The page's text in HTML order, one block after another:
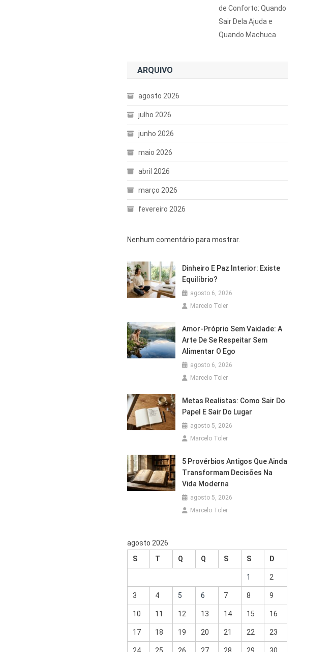
de Conforto: Quando
Sair Dela Ajuda e
Quando Machuca
ARQUIVO
agosto 2026
julho 2026
junho 2026
maio 2026
abril 2026
março 2026
fevereiro 2026
Nenhum comentário para mostrar.
Dinheiro E Paz Interior: Existe
Equilíbrio?
agosto 6, 2026
Marcelo Toler
Amor-Próprio Sem Vaidade: A
Arte De Se Respeitar Sem
Alimentar O Ego
agosto 6, 2026
Marcelo Toler
Metas Realistas: Como Sair Do
Papel E Sair Do Lugar
agosto 5, 2026
Marcelo Toler
5 Provérbios Antigos Que Ainda
Transformam Decisões Na
Vida Moderna
agosto 5, 2026
Marcelo Toler
agosto 2026
S
T Q Q S S D
1 2
3 4 5 6 7 8 9
10 11 12 13 14 15 16
17 18 19 20 21 22 23